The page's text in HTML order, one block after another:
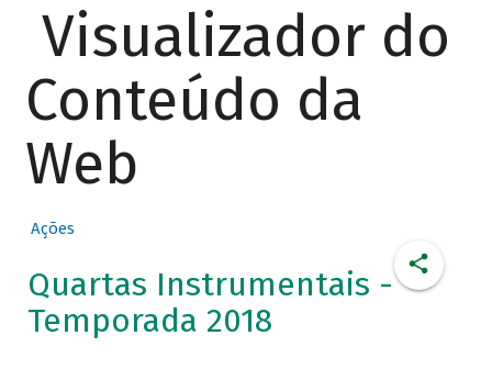
Visualizador do
Conteúdo da
Web
Ações
Quartas Instrumentais -
Temporada 2018